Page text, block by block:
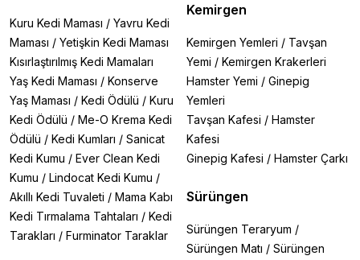
Kuru Kedi Maması / Yavru Kedi
Maması / Yetişkin Kedi Maması
Kısırlaştırılmış Kedi Mamaları
Yaş Kedi Maması / Konserve
Yaş Maması / Kedi Ödülü / Kuru
Kedi Ödülü / Me-O Krema Kedi
Ödülü / Kedi Kumları / Sanicat
Kedi Kumu / Ever Clean Kedi
Kumu / Lindocat Kedi Kumu /
Akıllı Kedi Tuvaleti / Mama Kabı
Kedi Tırmalama Tahtaları / Kedi
Tarakları / Furminator Taraklar
Kemirgen
Kemirgen Yemleri / Tavşan
Yemi / Kemirgen Krakerleri
Hamster Yemi / Ginepig
Yemleri
Tavşan Kafesi / Hamster
Kafesi
Ginepig Kafesi / Hamster Çarkı
Sürüngen
Sürüngen Teraryum /
Sürüngen Matı / Sürüngen